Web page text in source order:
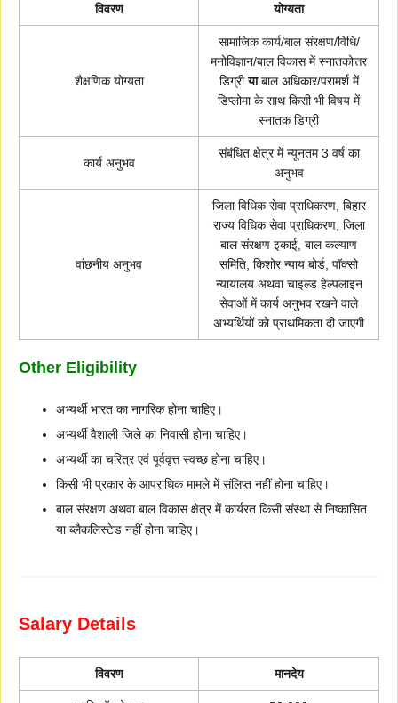
विवरण योग्यता
शैक्षणिक योग्यता
सामाजिक कार्य/बाल संरक्षण/विधि/
मनोविज्ञान/बाल विकास में स्नातकोत्तर
डिग्रीयाबाल अधिकार/परामर्श में
डिप्लोमा के साथ किसी भी विषय में
स्नातक डिग्री
कार्य अनुभव
संबंधित क्षेत्र में न्यूनतम 3 वर्ष का
अनुभव
वांछनीय अनुभव
जिला विधिक सेवा प्राधिकरण, बिहार
राज्य विधिक सेवा प्राधिकरण, जिला
बाल संरक्षण इकाई, बाल कल्याण
समिति, किशोर न्याय बोर्ड, पॉक्सो
न्यायालय अथवा चाइल्ड हेल्पलाइन
सेवाओं में कार्य अनुभव रखने वाले
अभ्यर्थियों को प्राथमिकता दी जाएगी
Other Eligibility
अभ्यर्थी भारत का नागरिक होना चाहिए।
अभ्यर्थी वैशाली जिले का निवासी होना चाहिए।
अभ्यर्थी का चरित्र एवं पूर्ववृत्त स्वच्छ होना चाहिए।
किसी भी प्रकार के आपराधिक मामले में संलिप्त नहीं होना चाहिए।
बाल संरक्षण अथवा बाल विकास क्षेत्र में कार्यरत किसी संस्था से निष्कासित
या ब्लैकलिस्टेड नहीं होना चाहिए।
Salary Details
विवरण मानदेय